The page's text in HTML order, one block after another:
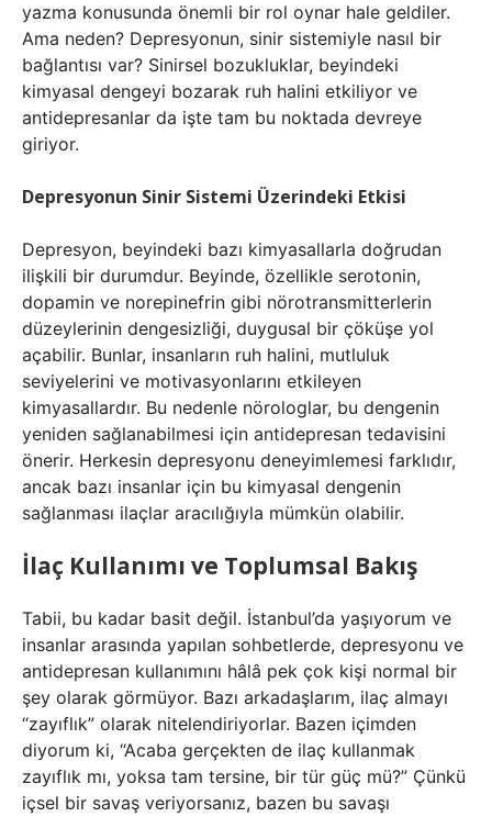
yazma konusunda önemli bir rol oynar hale geldiler.
Ama neden? Depresyonun, sinir sistemiyle nasıl bir
bağlantısı var? Sinirsel bozukluklar, beyindeki
kimyasal dengeyi bozarak ruh halini etkiliyor ve
antidepresanlar da işte tam bu noktada devreye
giriyor.
Depresyonun Sinir Sistemi Üzerindeki Etkisi
Depresyon, beyindeki bazı kimyasallarla doğrudan
ilişkili bir durumdur. Beyinde, özellikle serotonin,
dopamin ve norepinefrin gibi nörotransmitterlerin
düzeylerinin dengesizliği, duygusal bir çöküşe yol
açabilir. Bunlar, insanların ruh halini, mutluluk
seviyelerini ve motivasyonlarını etkileyen
kimyasallardır. Bu nedenle nörologlar, bu dengenin
yeniden sağlanabilmesi için antidepresan tedavisini
önerir. Herkesin depresyonu deneyimlemesi farklıdır,
ancak bazı insanlar için bu kimyasal dengenin
sağlanması ilaçlar aracılığıyla mümkün olabilir.
İlaç Kullanımı ve Toplumsal Bakış
Tabii, bu kadar basit değil. İstanbul’da yaşıyorum ve
insanlar arasında yapılan sohbetlerde, depresyonu ve
antidepresan kullanımını hâlâ pek çok kişi normal bir
şey olarak görmüyor. Bazı arkadaşlarım, ilaç almayı
“zayıflık” olarak nitelendiriyorlar. Bazen içimden
diyorum ki, “Acaba gerçekten de ilaç kullanmak
zayıflık mı, yoksa tam tersine, bir tür güç mü?” Çünkü
içsel bir savaş veriyorsanız, bazen bu savaşı